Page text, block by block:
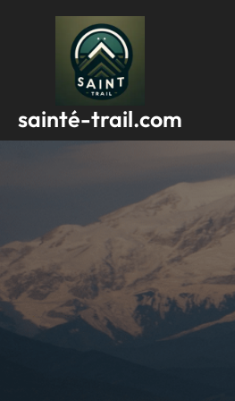
sainté-trail.com